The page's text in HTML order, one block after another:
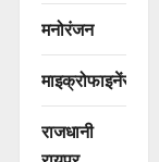
मनोरंजन
माइक्रोफाइनेंस
राजधानी